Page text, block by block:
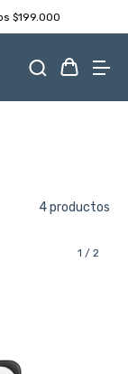
⚡️
4 productos
1 / 2